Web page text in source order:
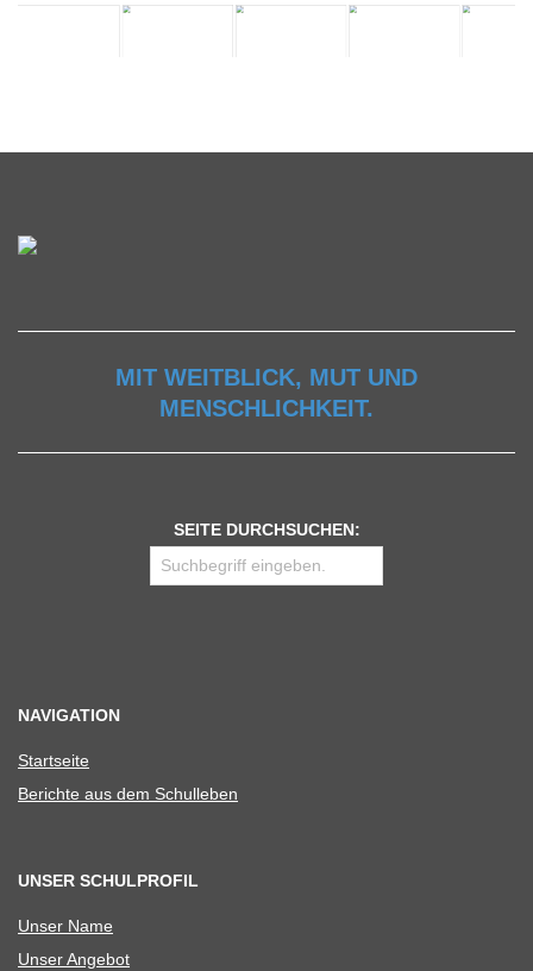
MIT WEITBLICK, MUT UND
MENSCHLICHKEIT.
SEITE DURCHSUCHEN:
NAVIGATION
Start­seite
Berichte aus dem Schulleben
UNSER SCHULPROFIL
Unser Name
Unser Ange­bot